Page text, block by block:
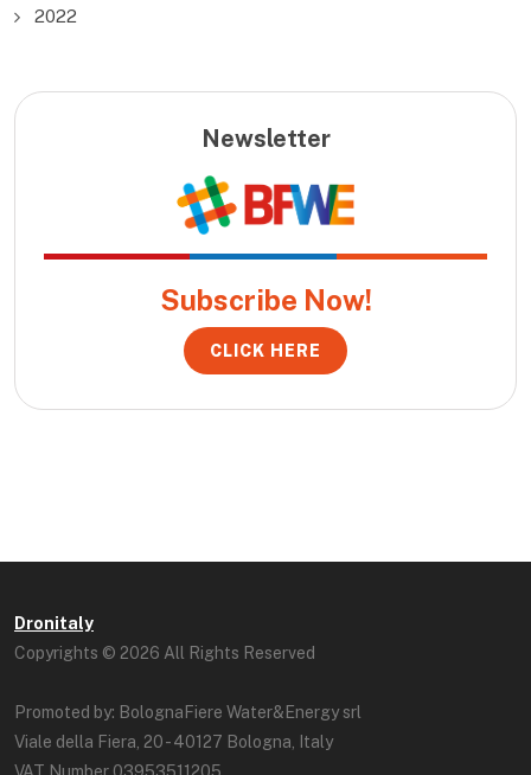
2022
Newsletter
Subscribe Now!
CLICK HERE
Dronitaly
Copyrights © 2026 All Rights Reserved
Promoted by: BolognaFiere Water&Energy srl
Viale della Fiera, 20 - 40127 Bologna, Italy